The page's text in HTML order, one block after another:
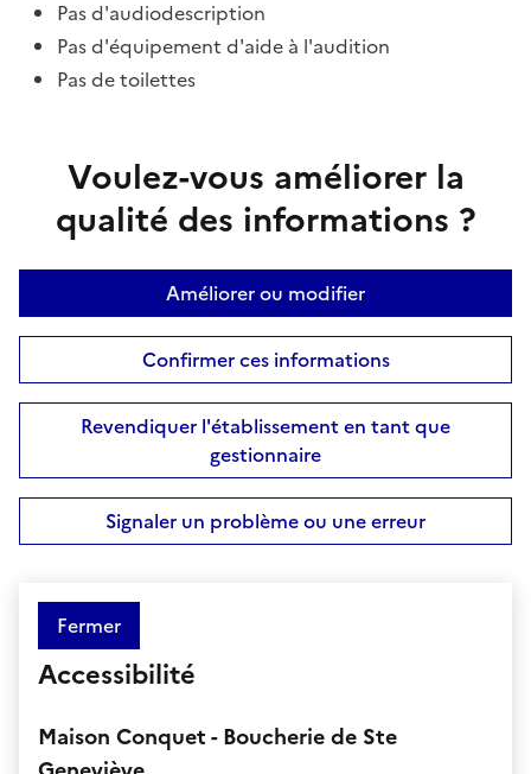
Pas d'audiodescription
Pas d'équipement d'aide à l'audition
Pas de toilettes
Voulez-vous améliorer la
qualité des informations ?
Améliorer ou modifier
Confirmer ces informations
Revendiquer l'établissement en tant que
gestionnaire
Signaler un problème ou une erreur
Fermer
Accessibilité
Maison Conquet - Boucherie de Ste